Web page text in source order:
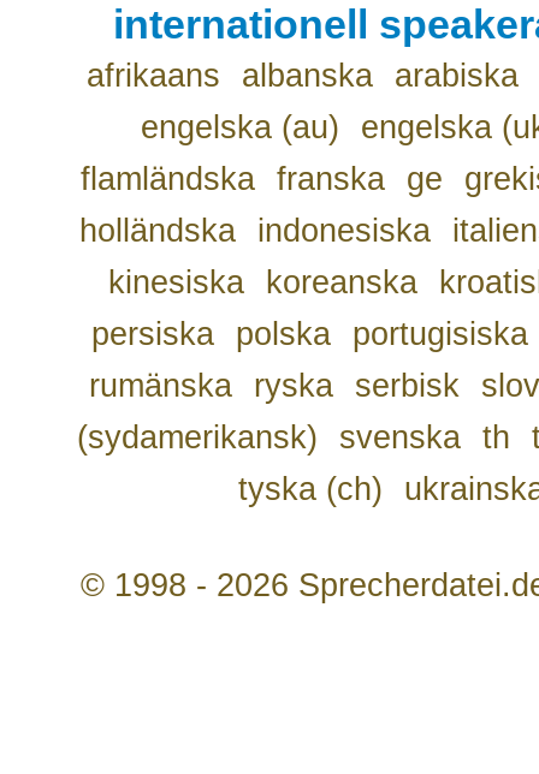
internationell
afrikaans albanska
arabiska
engelska (au)
engelska
flamländska franska ge
holländska
indonesiska
kinesiska
koreanska
persiska
polska
portugisiska
rumänska
ryska serbisk
(sydamerikansk)
svenska th
tyska (ch)
© 1998 - 2026